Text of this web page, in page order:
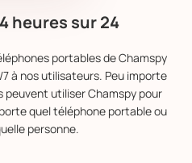
heures sur 24
portables de Chamspy
à nos utilisateurs. Peu importe
utiliser Chamspy pour
quel téléphone portable ou
personne.